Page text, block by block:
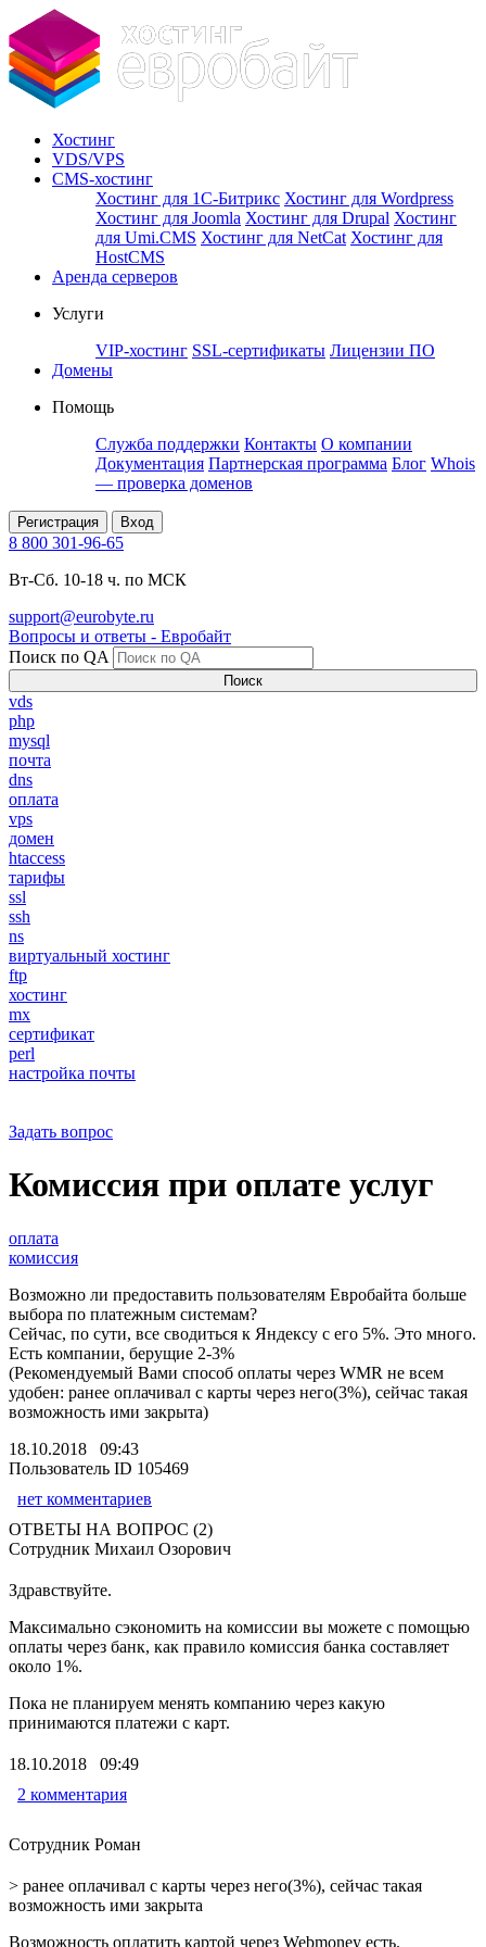
Хостинг
VDS/VPS
CMS-хостинг
Хостинг для 1С-Битрикс Хостинг для Wordpress
Хостинг для Joomla Хостинг для Drupal Хостинг
для Umi.CMS Хостинг для NetCat Хостинг для
HostCMS
Аренда серверов
Услуги
VIP-хостинг SSL-сертификаты Лицензии ПО
Домены
Помощь
Служба поддержки Контакты О компании
Документация Партнерская программа Блог Whois
— проверка доменов
Регистрация Вход
8 800 301-96-65
Вт-Сб. 10-18 ч. по МСК
support@eurobyte.ru
Вопросы и ответы - Евробайт
Поиск по QA
Поиск
vds
php
mysql
почта
dns
оплата
vps
домен
htaccess
тарифы
ssl
ssh
ns
виртуальный хостинг
ftp
хостинг
mx
сертификат
perl
настройка почты
Задать вопрос
Комиссия при оплате услуг
оплата
комиссия
Возможно ли предоставить пользователям Евробайта больше
выбора по платежным системам?
Сейчас, по сути, все сводиться к Яндексу с его 5%. Это много.
Есть компании, берущие 2-3%
(Рекомендуемый Вами способ оплаты через WMR не всем
удобен: ранее оплачивал с карты через него(3%), сейчас такая
возможность ими закрыта)
18.10.2018 09:43
Пользователь ID 105469
нет комментариев
ОТВЕТЫ НА ВОПРОС (2)
Сотрудник Михаил Озорович
Здравствуйте.
Максимально сэкономить на комиссии вы можете с помощью
оплаты через банк, как правило комиссия банка составляет
около 1%.
Пока не планируем менять компанию через какую
принимаются платежи с карт.
18.10.2018 09:49
2 комментария
Сотрудник Роман
> ранее оплачивал с карты через него(3%), сейчас такая
возможность ими закрыта
Возможность оплатить картой через Webmoney есть.